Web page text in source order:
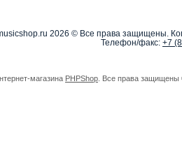
2026 © Все права защищены.
Телефон/факс: +7
магазина PHPShop . Все права защищены